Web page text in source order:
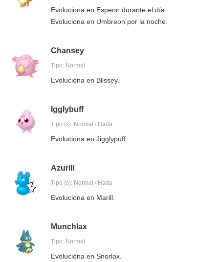
Evoluciona en Espeon durante el día.
Evoluciona en Umbreon por la noche.
Chansey
Tipo: Normal
Evoluciona en Blissey.
Igglybuff
Tipo (s): Normal / Hada
Evoluciona en Jigglypuff.
Azurill
Tipo (s): Normal / Hada
Evoluciona en Marill.
Munchlax
Tipo: Normal
Evoluciona en Snorlax.